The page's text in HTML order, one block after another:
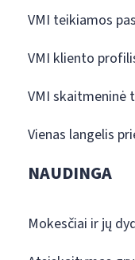
VMI teikiamos
VMI kliento
VMI skaitmeninė
Vienas langelis
NAUDINGA
Mokesčiai ir jų